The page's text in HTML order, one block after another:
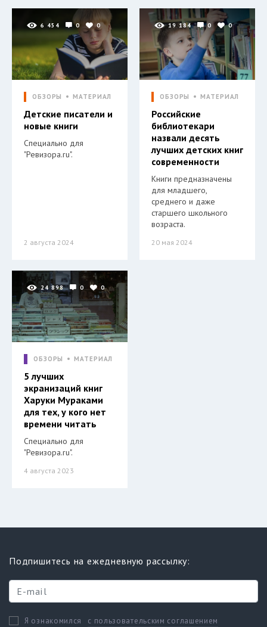
6 454 0 0
ОБЗОРЫ МАТЕРИАЛ
Детские писатели и
новые книги
Специально для
"Ревизора.ru".
2 августа 2024
19 184 0 0
ОБЗОРЫ МАТЕРИАЛ
Российские
библиотекари
назвали десять
лучших детских книг
современности
Книги предназначены
для младшего,
среднего и даже
старшего школьного
возраста.
20 мая 2024
24 898 0 0
ОБЗОРЫ МАТЕРИАЛ
5 лучших
экранизаций книг
Харуки Мураками
для тех, у кого нет
времени читать
Специально для
"Ревизора.ru".
4 августа 2023
Подпишитесь на ежедневную рассылку:
Я ознакомился с пользовательским соглашением